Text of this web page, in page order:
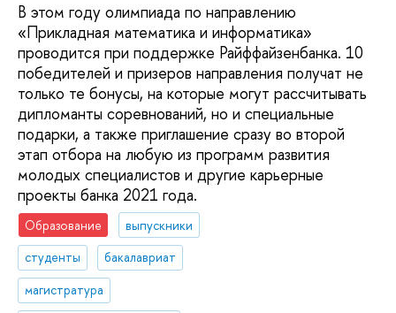
В этом году олимпиада по направлению
«Прикладная математика и информатика»
проводится при поддержке Райффайзенбанка. 10
победителей и призеров направления получат не
только те бонусы, на которые могут рассчитывать
дипломанты соревнований, но и специальные
подарки, а также приглашение сразу во второй
этап отбора на любую из программ развития
молодых специалистов и другие карьерные
проекты банка 2021 года.
Образование
выпускники
студенты
бакалавриат
магистратура